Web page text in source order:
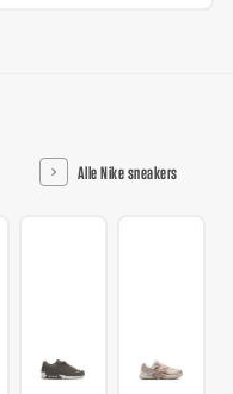
Alle Nike sneakers